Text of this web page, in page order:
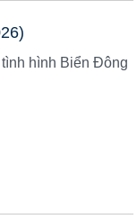
hình Biển Đông